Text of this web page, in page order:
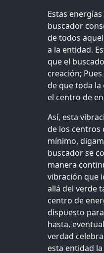
Estas
buscador
de todos
a la entidad.
que el
creación;
de que toda la
el centro de
Así, esta
de los centros
mínimo,
buscador se
manera
vibración que
allá del verde
centro de
dispuesto
hasta,
verdad
esta entidad